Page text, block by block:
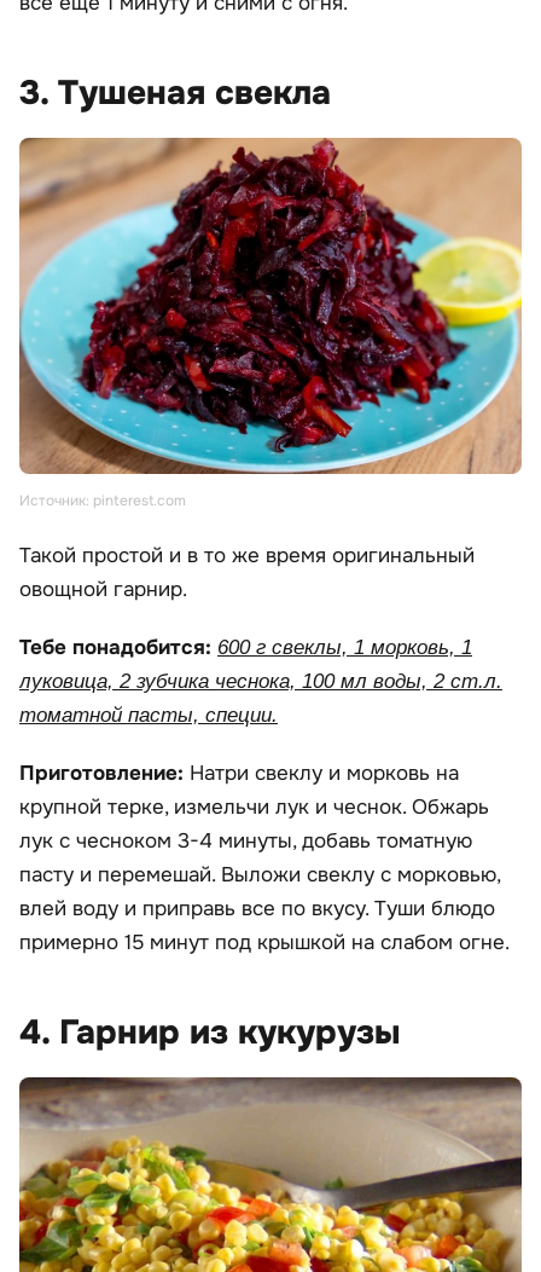
3. Тушеная свекла
Источник: pinterest.com
Такой простой и в то же время оригинальный
овощной гарнир.
Тебе понадобится: 600 г свеклы, 1 морковь, 1
луковица, 2 зубчика чеснока, 100 мл воды, 2 ст.л.
томатной пасты, специи.
Приготовление: Натри свеклу и морковь на
крупной терке, измельчи лук и чеснок. Обжарь
лук с чесноком 3-4 минуты, добавь томатную
пасту и перемешай. Выложи свеклу с морковью,
влей воду и приправь все по вкусу. Туши блюдо
примерно 15 минут под крышкой на слабом огне.
4. Гарнир из кукурузы